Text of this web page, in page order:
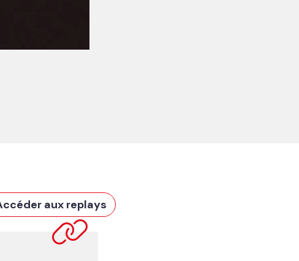
aux replays